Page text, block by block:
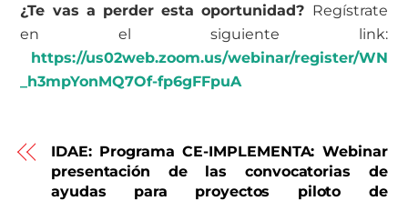
¿Te vas a perder esta oportunidad? Regístrate
en el siguiente link:
https://us02web.zoom.us/webinar/register/WN
_h3mpYonMQ7Of-fp6gFFpuA
IDAE: Programa CE-IMPLEMENTA: Webinar
presentación de las convocatorias de
ayudas para proyectos piloto de